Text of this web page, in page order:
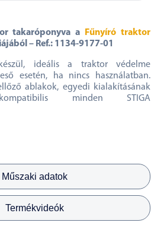
Műszaki adatok
Termékvideók
takaróponyva a
Fűnyíró traktor
– Ref.: 1134-9177-01
ideális a traktor védelme
esetén, ha nincs használatban.
ablakok, egyedi kialakításának
minden STIGA